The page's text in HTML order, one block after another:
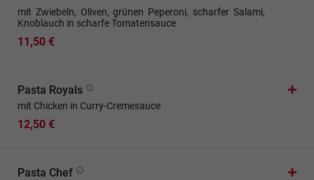
mit Zwiebeln, Oliven, grünen Peperoni, scharfer Salami,
Knoblauch in scharfe Tomatensauce
11,50 €
Pasta Royals
mit Chicken in Curry-Cremesauce
12,50 €
Pasta Chef